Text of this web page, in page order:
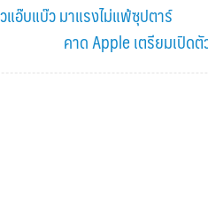
อ๊บแบ๊ว มาแรงไม่แพ้ซุปตาร์
Next
Post:
คาด Apple เตรียมเปิด